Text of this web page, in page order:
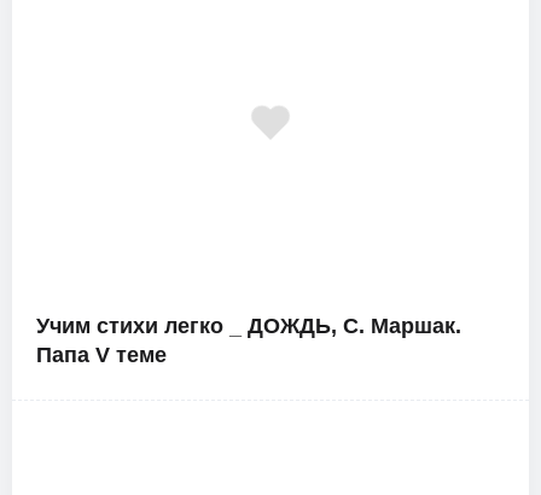
Учим стихи легко _ ДОЖДЬ, С. Маршак.
Папа V теме